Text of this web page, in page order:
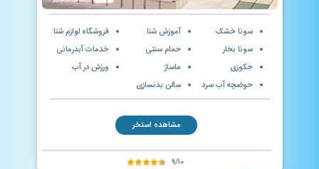
سونا خشک
سونا بخار
جکوزی
حوضچه آب سرد
آموزش شنا
حمام سنتی
ماساژ
سالن بدنسازی
فروشگاه لوازم شنا
خدمات آبدرمانی
ورزش در آب
مشاهده استخر
۹/۱۰